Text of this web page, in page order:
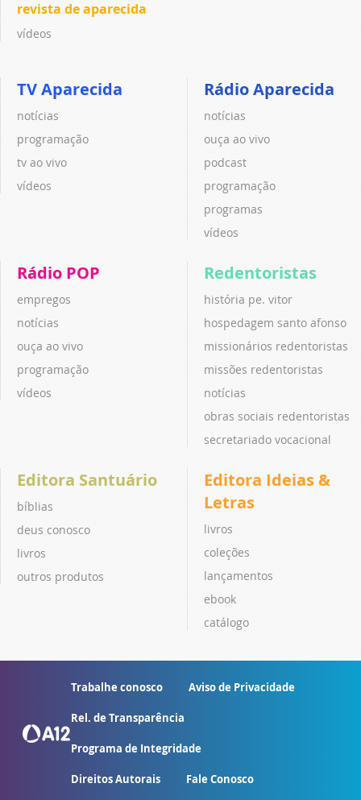
revista de aparecida
vídeos
TV Aparecida
notícias
programação
tv ao vivo
vídeos
Rádio Aparecida
notícias
ouça ao vivo
podcast
programação
programas
vídeos
Rádio POP
empregos
notícias
ouça ao vivo
programação
vídeos
Redentoristas
história pe. vitor
hospedagem santo afonso
missionários redentoristas
missões redentoristas
notícias
obras sociais redentoristas
secretariado vocacional
Editora Santuário
bíblias
deus conosco
livros
outros produtos
Editora Ideias &
Letras
livros
coleções
lançamentos
ebook
catálogo
Trabalhe conosco Aviso de Privacidade
Rel. de Transparência
Programa de Integridade
Direitos Autorais Fale Conosco